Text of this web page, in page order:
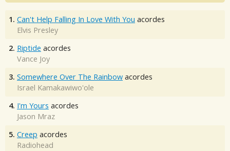
1. Can't Help Falling In Love With You acordes
Elvis Presley
2. Riptide acordes
Vance Joy
3. Somewhere Over The Rainbow acordes
Israel Kamakawiwo'ole
4. I'm Yours acordes
Jason Mraz
5. Creep acordes
Radiohead